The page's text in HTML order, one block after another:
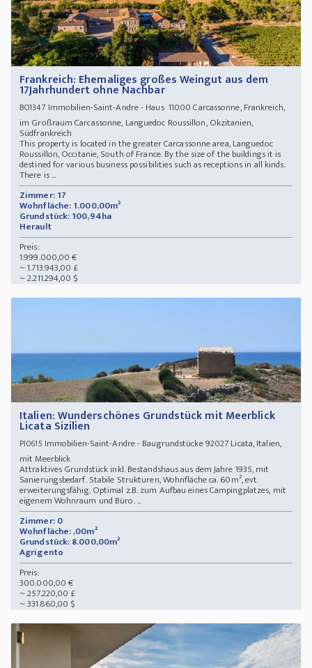
Frankreich: Ehemaliges großes Weingut aus dem
17Jahrhundert ohne Nachbar
BO1347 Immobilien-Saint-Andre - Haus 11000 Carcassonne, Frankreich,
im Großraum Carcassonne, Languedoc Roussillon, Okzitanien,
Südfrankreich
This property is located in the greater Carcassonne area, Languedoc
Roussillon, Occitanie, South of France. By the size of the buildings it is
destined for various business possibilities such as receptions in all kinds.
There is ...
Zimmer: 17
Wohnfläche: 1.000,00m²
Grundstück: 100,94ha
Herault
Preis:
1.999.000,00 €
~ 1.713.943,00 £
~ 2.211.294,00 $
Italien: Wunderschönes Grundstück mit Meerblick
Licata Sizilien
PI0615 Immobilien-Saint-Andre - Baugrundstücke 92027 Licata, Italien,
mit Meerblick
Attraktives Grundstück inkl. Bestandshaus aus dem Jahre 1935, mit
Sanierungsbedarf. Stabile Strukturen, Wohnfläche ca. 60m², evt.
erweiterungsfähig. Optimal z.B. zum Aufbau eines Campingplatzes, mit
eigenem Wohnraum und Büro. ...
Zimmer: 0
Wohnfläche: ,00m²
Grundstück: 8.000,00m²
Agrigento
Preis:
300.000,00 €
~ 257.220,00 £
~ 331.860,00 $